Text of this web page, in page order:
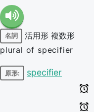
名詞 活用形 複数形
plural of specifier
原形: specifier